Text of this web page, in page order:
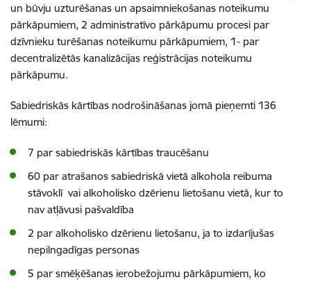
un būvju uzturēšanas un apsaimniekošanas noteikumu
pārkāpumiem, 2 administratīvo pārkāpumu procesi par
dzīvnieku turēšanas noteikumu pārkāpumiem, 1- par
decentralizētās kanalizācijas reģistrācijas noteikumu
pārkāpumu.
Sabiedriskās kārtības nodrošināšanas jomā pieņemti 136
lēmumi:
7 par sabiedriskās kārtības traucēšanu
60 par atrašanos sabiedriskā vietā alkohola reibuma
stāvoklī vai alkoholisko dzērienu lietošanu vietā, kur to
nav atļāvusi pašvaldība
2 par alkoholisko dzērienu lietošanu, ja to izdarījušas
nepilngadīgas personas
5 par smēķēšanas ierobežojumu pārkāpumiem, ko